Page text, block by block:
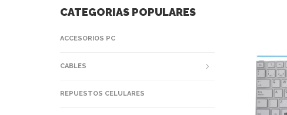
CATEGORIAS POPULARES
ACCESORIOS PC
CABLES
REPUESTOS CELULARES